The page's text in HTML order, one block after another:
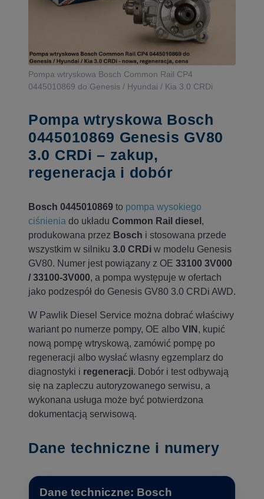
Pompa wtryskowa Bosch Common Rail CP4
0445010869 do Genesis / Hyundai / Kia 3.0 CRDi
Pompa wtryskowa Bosch
0445010869 Genesis GV80
3.0 CRDi – zakup,
regeneracja i dobór
Bosch 0445010869 to pompa wysokiego
ciśnienia do układu Common Rail diesel ,
produkowana przez Bosch i stosowana przede
wszystkim w silniku 3.0 CRDi w modelu Genesis
GV80. Numer jest powiązany z OE 33100 3V000
/ 33100-3V000, a pompa występuje w ofertach
jako podzespół do Genesis GV80 3.0 CRDi AWD.
W Pawlik Diesel Service można dobrać właściwy
wariant po numerze pompy, OE albo VIN , kupić
nową pompę wtryskową, zamówić pompę po
regeneracji albo wysłać własny egzemplarz do
diagnostyki i regeneracji. Dobór i test odbywają
się na zapleczu autoryzowanego serwisu, a
wykonana usługa może być potwierdzona
dokumentacją serwisową.
Dane techniczne i numery
Dane techniczne: Bosch